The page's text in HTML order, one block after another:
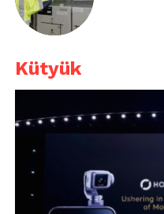
Kütyük